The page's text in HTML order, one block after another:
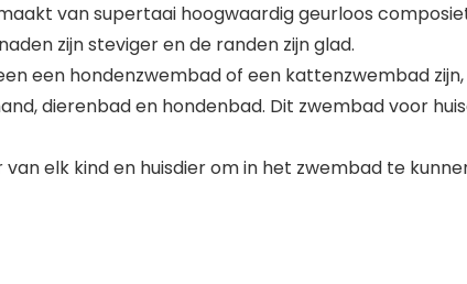
van supertaai hoogwaardig geurloos
zijn steviger en de randen zijn glad.
een hondenzwembad of een kattenzwembad
dierenbad en hondenbad. Dit zwembad voor
elk kind en huisdier om in het zwembad te